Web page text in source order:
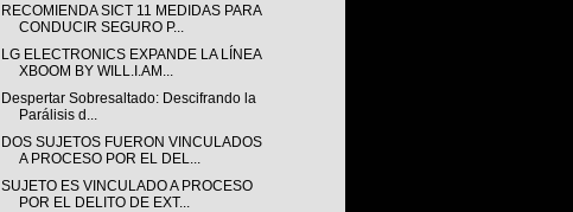
RECOMIENDA SICT 11 MEDIDAS PARA
CONDUCIR SEGURO P...
LG ELECTRONICS EXPANDE LA LÍNEA
XBOOM BY WILL.I.AM...
Despertar Sobresaltado: Descifrando la
Parálisis d...
DOS SUJETOS FUERON VINCULADOS
A PROCESO POR EL DEL...
SUJETO ES VINCULADO A PROCESO
POR EL DELITO DE EXT...